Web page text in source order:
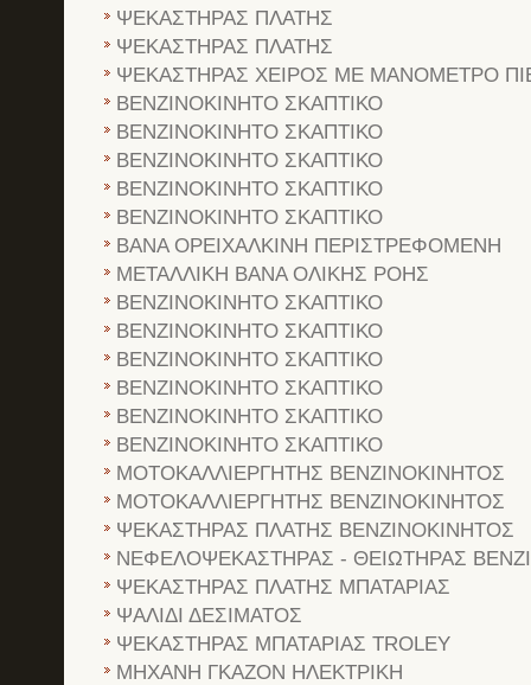
ΨΕΚΑΣΤΗΡΑΣ ΠΛΑΤΗΣ
ΨΕΚΑΣΤΗΡΑΣ ΠΛΑΤΗΣ
ΨΕΚΑΣΤΗΡΑΣ ΧΕΙΡΟΣ ΜΕ ΜΑΝΟΜΕΤΡΟ
ΒΕΝΖΙΝΟΚΙΝΗΤΟ ΣΚΑΠΤΙΚΟ
ΒΕΝΖΙΝΟΚΙΝΗΤΟ ΣΚΑΠΤΙΚΟ
ΒΕΝΖΙΝΟΚΙΝΗΤΟ ΣΚΑΠΤΙΚΟ
ΒΕΝΖΙΝΟΚΙΝΗΤΟ ΣΚΑΠΤΙΚΟ
ΒΕΝΖΙΝΟΚΙΝΗΤΟ ΣΚΑΠΤΙΚΟ
BANA OPEIXAΛKINH ΠEPIΣTPEΦOMENH
METAΛΛIKH BANA OΛIKHΣ POHΣ
ΒΕΝΖΙΝΟΚΙΝΗΤΟ ΣΚΑΠΤΙΚΟ
ΒΕΝΖΙΝΟΚΙΝΗΤΟ ΣΚΑΠΤΙΚΟ
ΒΕΝΖΙΝΟΚΙΝΗΤΟ ΣΚΑΠΤΙΚΟ
ΒΕΝΖΙΝΟΚΙΝΗΤΟ ΣΚΑΠΤΙΚΟ
ΒΕΝΖΙΝΟΚΙΝΗΤΟ ΣΚΑΠΤΙΚΟ
ΒΕΝΖΙΝΟΚΙΝΗΤΟ ΣΚΑΠΤΙΚΟ
ΜΟΤΟΚΑΛΛΙΕΡΓΗΤΗΣ ΒΕΝΖΙΝΟΚΙΝΗΤΟΣ
ΜΟΤΟΚΑΛΛΙΕΡΓΗΤΗΣ ΒΕΝΖΙΝΟΚΙΝΗΤΟΣ
ΨΕΚΑΣΤΗΡΑΣ ΠΛΑΤΗΣ ΒΕΝΖΙΝΟΚΙΝΗΤΟΣ
ΝΕΦΕΛΟΨΕΚΑΣΤΗΡΑΣ - ΘΕΙΩΤΗΡΑΣ
ΨΕΚΑΣΤΗΡΑΣ ΠΛΑΤΗΣ ΜΠΑΤΑΡΙΑΣ
ΨΑΛΙΔΙ ΔΕΣΙΜΑΤΟΣ
ΨΕΚΑΣΤΗΡΑΣ ΜΠΑΤΑΡΙΑΣ TROLEY
ΜΗΧΑΝΗ ΓΚΑΖΟΝ ΗΛΕΚΤΡΙΚΗ